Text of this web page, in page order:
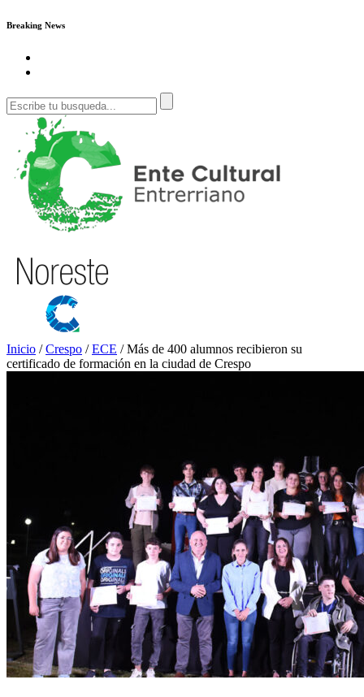
Breaking News
Inicio /Crespo /ECE /Más de 400 alumnos recibieron su
certificado de formación en la ciudad de Crespo